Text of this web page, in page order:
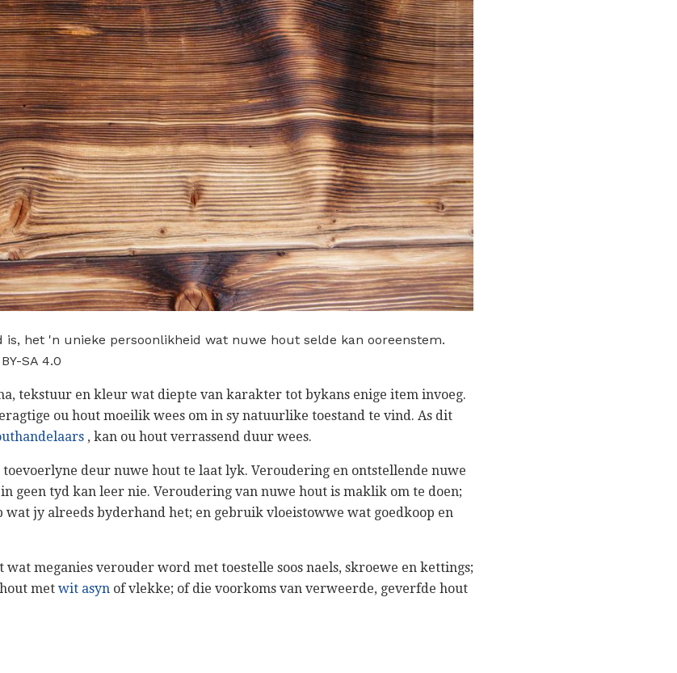
het 'n unieke persoonlikheid wat nuwe hout selde kan ooreenstem.
SA 4.0
tekstuur en kleur wat diepte van karakter tot bykans enige item invoeg.
ou hout moeilik wees om in sy natuurlike toestand te vind. As dit
, kan ou hout verrassend duur wees.
toevoerlyne deur nuwe hout te laat lyk. Veroudering en ontstellende nuwe
geen tyd kan leer nie. Veroudering van nuwe hout is maklik om te doen;
wat jy alreeds byderhand het; en gebruik vloeistowwe wat goedkoop en
wat meganies verouder word met toestelle soos naels, skroewe en kettings;
met wit asyn of vlekke; of die voorkoms van verweerde, geverfde hout